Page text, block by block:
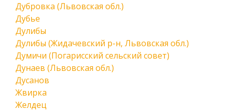
Дубровка (Львовская обл.)
Дубье
Дулибы
Дулибы (Жидачевский р-н, Львовская обл.)
Думичи (Погарисский сельский совет)
Дунаев (Львовская обл.)
Дусанов
Жвирка
Желдец